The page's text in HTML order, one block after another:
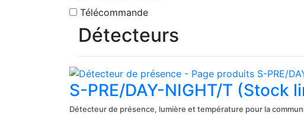
Télécommande
Détecteurs
S-PRE/DAY-NIGHT/T (Stock
Détecteur de présence, lumière et température pour la